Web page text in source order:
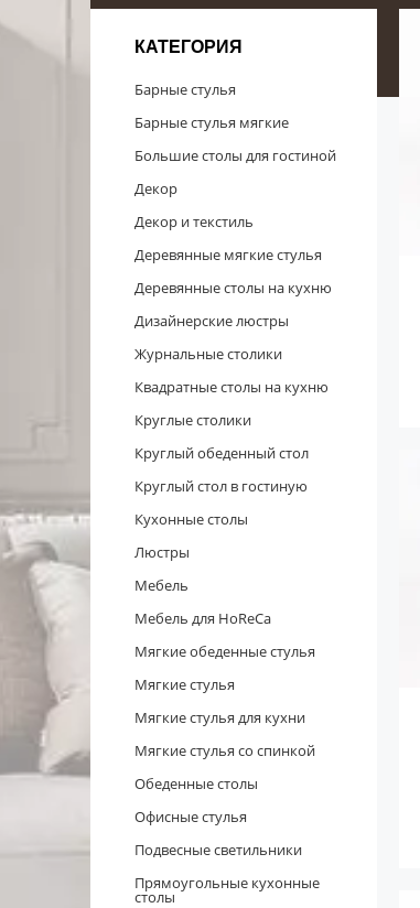
КАТЕГОРИЯ
Барные стулья
Барные стулья мягкие
Большие столы для гостиной
Декор
Декор и текстиль
Деревянные мягкие стулья
Деревянные столы на кухню
Дизайнерские люстры
Журнальные столики
Квадратные столы на кухню
Круглые столики
Круглый обеденный стол
Круглый стол в гостиную
Кухонные столы
Люстры
Мебель
Мебель для HoReCa
Мягкие обеденные стулья
Мягкие стулья
Мягкие стулья для кухни
Мягкие стулья со спинкой
Обеденные столы
Офисные стулья
Подвесные светильники
Прямоугольные кухонные
столы